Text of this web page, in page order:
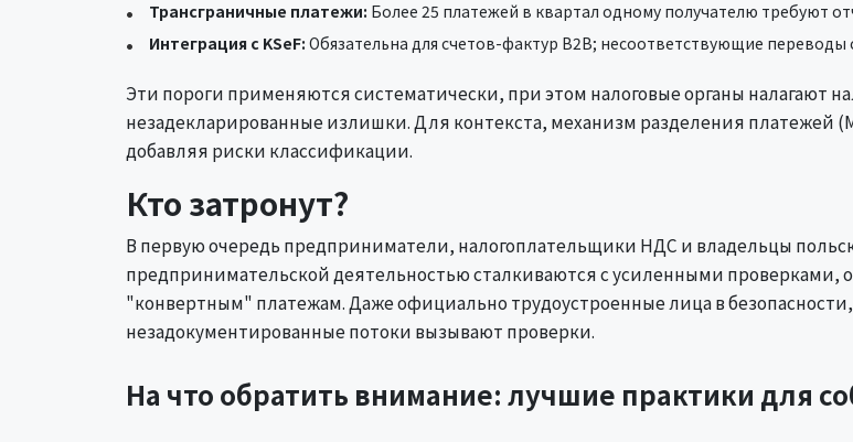
Трансграничные платежи: Более 25 платежей в квартал одному получателю требуют
Интеграция с KSeF: Обязательна для счетов-фактур B2B; несоответствующие переводы
Эти пороги применяются систематически, при этом налоговые органы налагают
незадекларированные излишки. Для контекста, механизм разделения платежей
добавляя риски классификации.
Кто затронут?
В первую очередь предприниматели, налогоплательщики НДС и владельцы
предпринимательской деятельностью сталкиваются с усиленными проверками,
"конвертным" платежам. Даже официально трудоустроенные лица в
незадокументированные потоки вызывают проверки.
На что обратить внимание: лучшие практики для